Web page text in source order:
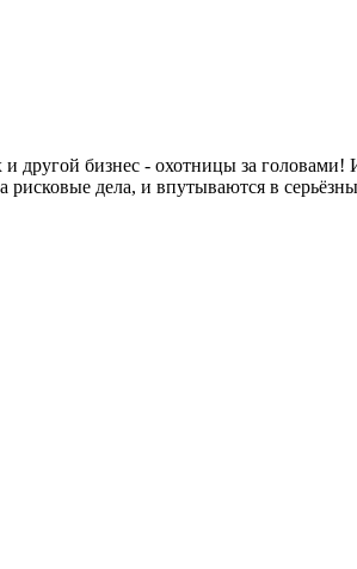
бизнес - охотницы за головами!
дела, и впутываются в